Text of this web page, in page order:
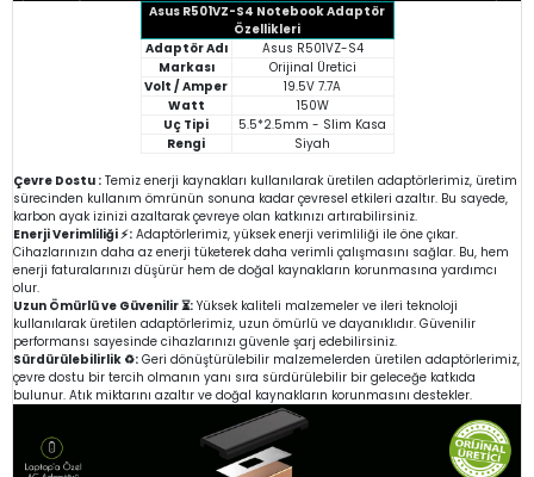
Asus R501VZ-S4 Notebook Adaptör
Özellikleri
Adaptör Adı
Asus R501VZ-S4
Markası
Orijinal Üretici
Volt / Amper
19.5V 7.7A
Watt
150W
Uç Tipi
5.5*2.5mm - Slim Kasa
Rengi
Siyah
Çevre Dostu : Temiz enerji kaynakları kullanılarak üretilen adaptörlerimiz, üretim
sürecinden kullanım ömrünün sonuna kadar çevresel etkileri azaltır. Bu sayede,
karbon ayak izinizi azaltarak çevreye olan katkınızı artırabilirsiniz.
Enerji Verimliliği ⚡: Adaptörlerimiz, yüksek enerji verimliliği ile öne çıkar.
Cihazlarınızın daha az enerji tüketerek daha verimli çalışmasını sağlar. Bu, hem
enerji faturalarınızı düşürür hem de doğal kaynakların korunmasına yardımcı
olur.
Uzun Ömürlü ve Güvenilir ⏳: Yüksek kaliteli malzemeler ve ileri teknoloji
kullanılarak üretilen adaptörlerimiz, uzun ömürlü ve dayanıklıdır. Güvenilir
performansı sayesinde cihazlarınızı güvenle şarj edebilirsiniz.
Sürdürülebilirlik ♻️: Geri dönüştürülebilir malzemelerden üretilen adaptörlerimiz,
çevre dostu bir tercih olmanın yanı sıra sürdürülebilir bir geleceğe katkıda
bulunur. Atık miktarını azaltır ve doğal kaynakların korunmasını destekler.